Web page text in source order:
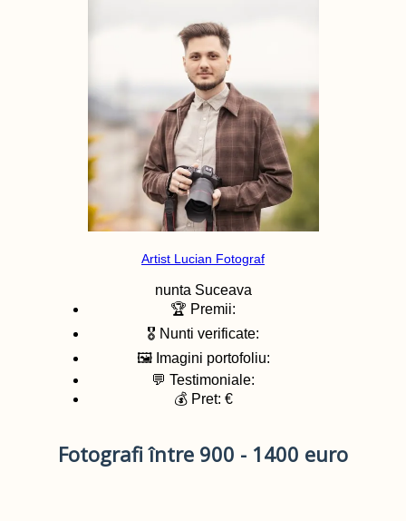
Artist Lucian Fotograf
nunta Suceava
🏆 Premii:
🎖️ Nunti verificate:
🖼️ Imagini portofoliu:
💬 Testimoniale:
💰 Pret: €
Fotografi între 900 - 1400 euro